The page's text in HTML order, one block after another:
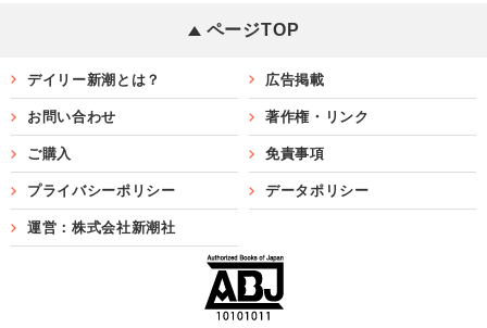
ページTOP
デイリー新潮とは？ 広告掲載
お問い合わせ 著作権・リンク
ご購入 免責事項
プライバシーポリシー データポリシー
運営：株式会社新潮社